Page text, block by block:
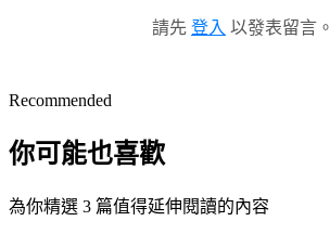
請先 登入 以發表留言。
Recommended
你可能也喜歡
為你精選 3 篇值得延伸閱讀的內容